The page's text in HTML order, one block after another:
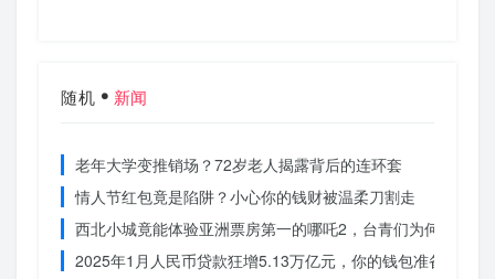
随机 新闻
老年大学变推销场？72岁老人揭露背后的连环套
情人节红包竟是陷阱？小心你的钱财被温柔刀割走
西北小城竟能体验亚洲票房第一的哪吒2，台青们为何如此惊
2025年1月人民币贷款狂增5.13万亿元，你的钱包准备好了吗